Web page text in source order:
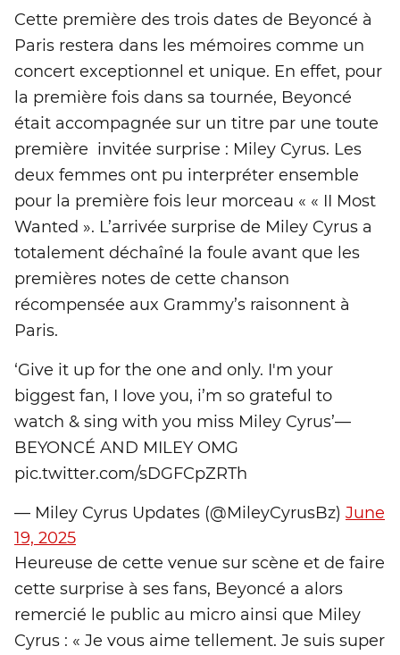
Cette première des trois dates de Beyoncé à
Paris restera dans les mémoires comme un
concert exceptionnel et unique. En effet, pour
la première fois dans sa tournée, Beyoncé
était accompagnée sur un titre par une toute
première invitée surprise : Miley Cyrus. Les
deux femmes ont pu interpréter ensemble
pour la première fois leur morceau « « II Most
Wanted ». L’arrivée surprise de Miley Cyrus a
totalement déchaîné la foule avant que les
premières notes de cette chanson
récompensée aux Grammy’s raisonnent à
Paris.
‘Give it up for the one and only. I'm your
biggest fan, I love you, i’m so grateful to
watch & sing with you miss Miley Cyrus’—
BEYONCÉ AND MILEY OMG
pic.twitter.com/sDGFCpZRTh
— Miley Cyrus Updates (@MileyCyrusBz) June
19, 2025
Heureuse de cette venue sur scène et de faire
cette surprise à ses fans, Beyoncé a alors
remercié le public au micro ainsi que Miley
Cyrus : « Je vous aime tellement. Je suis super